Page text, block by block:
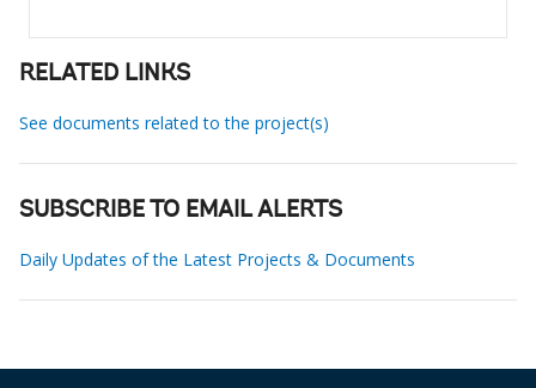
RELATED LINKS
See documents related to the project(s)
SUBSCRIBE TO EMAIL ALERTS
Daily Updates of the Latest Projects & Documents